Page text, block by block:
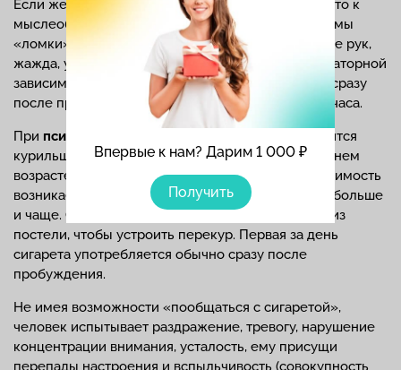
Впервые к нам? Дарим 1 000 ₽
Получить
Если желание закурить не было удовлетворено, то к
мыслеобразам позднее присоединяются симптомы
«ломки»: сухость во рту, головная боль, дрожание рук,
жажда, учащение сердечного ритма. Люди с идеаторной
зависимостью обычно не нуждаются в сигарете сразу
после пробуждения, а выкуривают ее через 2-3 часа.
При психосоматической форме
человек становится
курильщиком достаточно поздно, не в таком раннем
возрасте, как при идеаторной. Но при этом зависимость
возникает быстро. Пациент начинает курить все больше
и чаще. Он не ленится «выдернуть» себя ночью из
постели, чтобы устроить перекур. Первая за день
сигарета употребляется обычно сразу после
пробуждения.
Не имея возможности «пообщаться с сигаретой»,
человек испытывает раздражение, тревогу, нарушение
концентрации внимания, усталость, ему присущи
перепады настроения и вспыльчивость (совокупность